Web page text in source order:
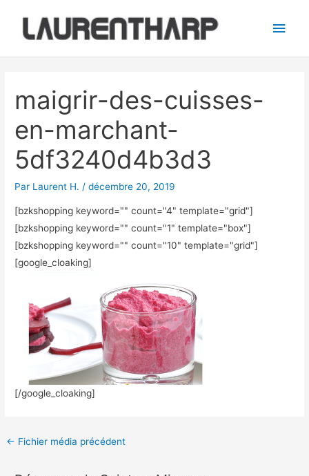
contenu
maigrir-des-cuisses-
en-marchant-
5df3240d4b3d3
Par Laurent H. /décembre 20, 2019
[bzkshopping keyword="" count="4" template="grid"]
[bzkshopping keyword="" count="1" template="box"]
[bzkshopping keyword="" count="10" template="grid"]
[google_cloaking]
[/google_cloaking]
articles
← Fichier média précédent